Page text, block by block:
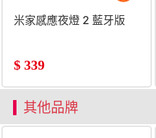
米家感應夜燈 2 藍牙版
$ 339
其他品牌